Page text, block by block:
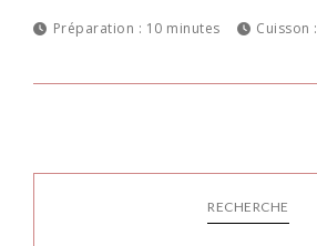
Préparation : 10 minutes Cuisson :
RECHERCHE